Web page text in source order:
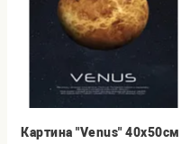
Картина "Venus" 40х50см